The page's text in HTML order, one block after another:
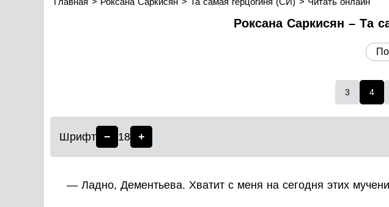
Роксана Саркисян – Та
3 4
Шрифт − 18 +
— Ладно, Дементьева. Хватит с меня на сегодня этих